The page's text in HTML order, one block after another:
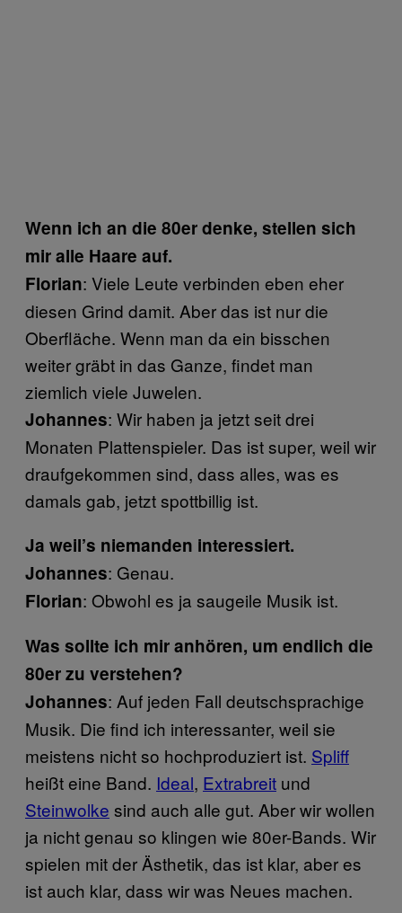
Wenn ich an die 80er denke, stellen sich
mir alle Haare auf.
Florian: Viele Leute verbinden eben eher
diesen Grind damit. Aber das ist nur die
Oberfläche. Wenn man da ein bisschen
weiter gräbt in das Ganze, findet man
ziemlich viele Juwelen.
Johannes: Wir haben ja jetzt seit drei
Monaten Plattenspieler. Das ist super, weil wir
draufgekommen sind, dass alles, was es
damals gab, jetzt spottbillig ist.
Ja weil’s niemanden interessiert.
Johannes: Genau.
Florian: Obwohl es ja saugeile Musik ist.
Was sollte ich mir anhören, um endlich die
80er zu verstehen?
Johannes: Auf jeden Fall deutschsprachige
Musik. Die find ich interessanter, weil sie
meistens nicht so hochproduziert ist. Spliff
heißt eine Band. Ideal, Extrabreit und
Steinwolke sind auch alle gut. Aber wir wollen
ja nicht genau so klingen wie 80er-Bands. Wir
spielen mit der Ästhetik, das ist klar, aber es
ist auch klar, dass wir was Neues machen.